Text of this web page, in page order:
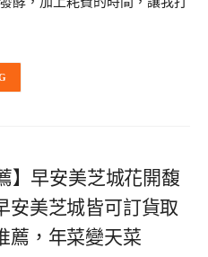
】早安美芝城花開馥
安美芝城皆可訂貨取
薦，年菜變天菜